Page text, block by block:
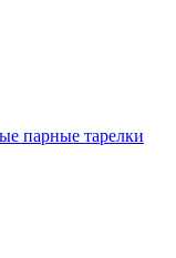
парные тарелки